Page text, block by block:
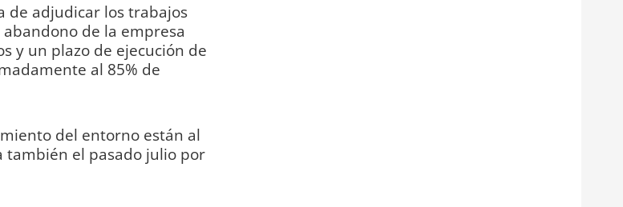
de adjudicar los trabajos
de la empresa
y un plazo de ejecución de
al 85% de
del entorno están al
también el pasado julio por